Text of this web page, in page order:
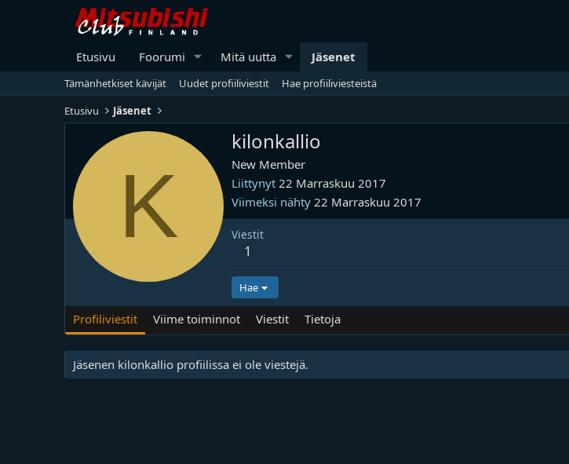
Etusivu Foorumi Mitä uutta Jäsenet
Tämänhetkiset kävijät Uudet profiiliviestit
Hae profiiliviesteistä
Etusivu
Jäsenet
K
kilonkallio
New Member
Liittynyt 22 Marraskuu 2017
Viimeksi nähty 22 Marraskuu 2017
Viestit
1
Hae
Profiliviestit Viime toiminnot Viestit Tietoja
Jäsenen kilonkallio profiilissa ei ole viestejä.